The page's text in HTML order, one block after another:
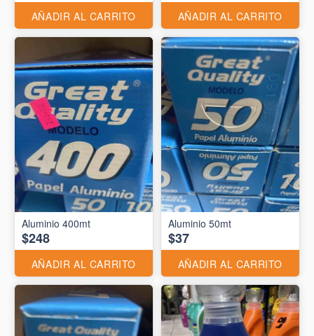
AÑADIR AL CARRITO AÑADIR AL CARRITO
Aluminio 400mt
$248
AÑADIR AL CARRITO
Aluminio 50mt
$37
AÑADIR AL CARRITO